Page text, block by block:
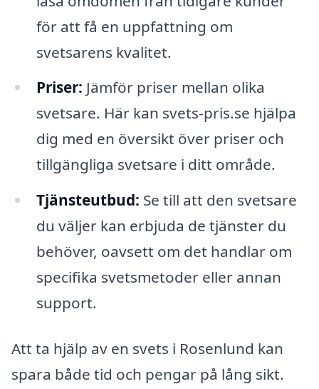
för att få en uppfattning om
svetsarens kvalitet.
Priser: Jämför priser mellan olika
svetsare. Här kan svets-pris.se hjälpa
dig med en översikt över priser och
tillgängliga svetsare i ditt område.
Tjänsteutbud: Se till att den svetsare
du väljer kan erbjuda de tjänster du
behöver, oavsett om det handlar om
specifika svetsmetoder eller annan
support.
Att ta hjälp av en svets i Rosenlund kan
spara både tid och pengar på lång sikt.